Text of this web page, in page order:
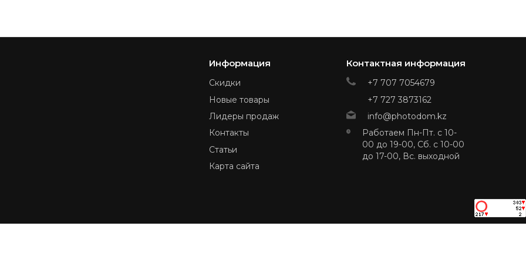
Информация
Скидки
Новые товары
Лидеры продаж
Контакты
Статьи
Карта сайта
Контактная информация
+7 707 7054679
+7 727 3873162
info@photodom.kz
Работаем Пн-Пт. с 10-
00 до 19-00, Сб. с 10-00
до 17-00, Вс. выходной